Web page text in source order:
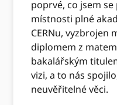
poprvé, co jsem
místnosti plné
CERNu, vyzbrojen
diplomem z
bakalářským
vizi, a to nás
neuvěřitelné věci.